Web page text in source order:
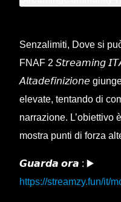
Senzalimiti, Dove si
FNAF 2 𝘚𝘵𝘳𝘦𝘢𝘮𝘪𝘯𝘨
𝘈𝘭𝘵𝘢𝘥𝘦𝘧𝘪𝘯𝘪𝘻𝘪𝘰𝘯𝘦
elevate, tentando di
narrazione. L’obiettivo
mostra punti di forza
𝙂𝙪𝙖𝙧𝙙𝙖 𝙤𝙧𝙖 : ▶️
https://streamzy.fun/it/